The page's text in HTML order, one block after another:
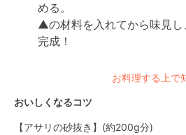
める。
▲の材料を入れてから味見し
完成！
お料理する上で
おいしくなるコツ
【アサリの砂抜き】(約200g分)